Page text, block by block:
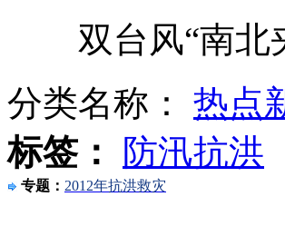
美媒：朝鲜电视台开始报道奥运
双台风“南北
分类名称： 热点
标签：
防汛抗洪
专题： 2012年抗洪救灾